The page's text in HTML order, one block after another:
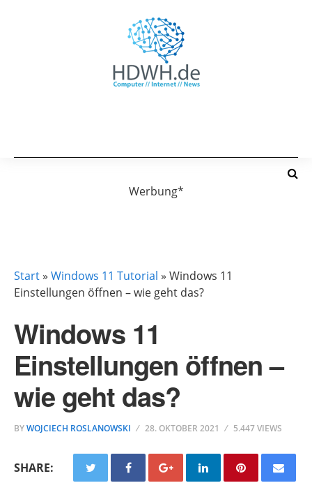
Werbung*
Start» Windows 11 Tutorial » Windows 11
Einstellungen öffnen – wie geht das?
Windows 11
Einstellungen öffnen –
wie geht das?
BYWOJCIECH ROSLANOWSKI 28. OKTOBER 2021 5.447 VIEWS
SHARE: